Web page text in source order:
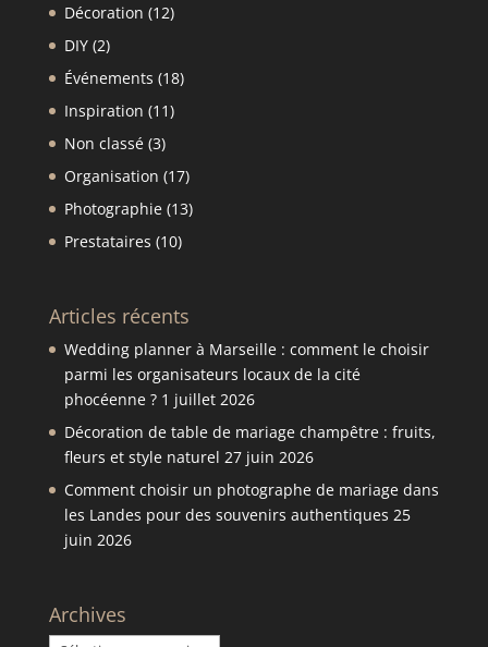
Décoration (12)
DIY(2)
Événements (18)
Inspiration (11)
Non classé(3)
Organisation (17)
Photographie(13)
Prestataires (10)
Articles récents
Wedding planner à Marseille : comment le choisir
parmi les organisateurs locaux de la cité
phocéenne ? 1 juillet 2026
Décoration de table de mariage champêtre : fruits,
fleurs et style naturel 27 juin 2026
Comment choisir un photographe de mariage dans
les Landes pour des souvenirs authentiques 25
juin 2026
Archives